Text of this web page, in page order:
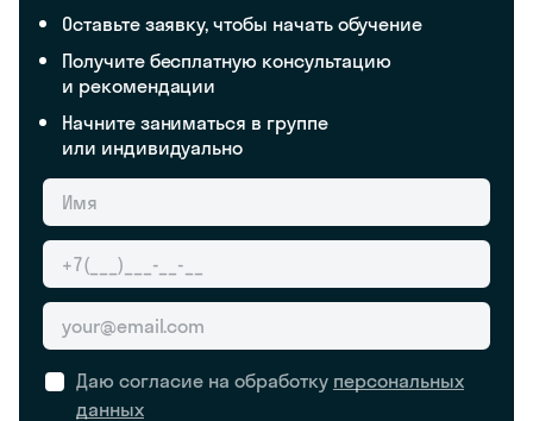
Оставьте заявку, чтобы начать обучение
Получите бесплатную консультацию
и рекомендации
Начните заниматься в группе
или индивидуально
Даю согласие на обработку персональных
данных